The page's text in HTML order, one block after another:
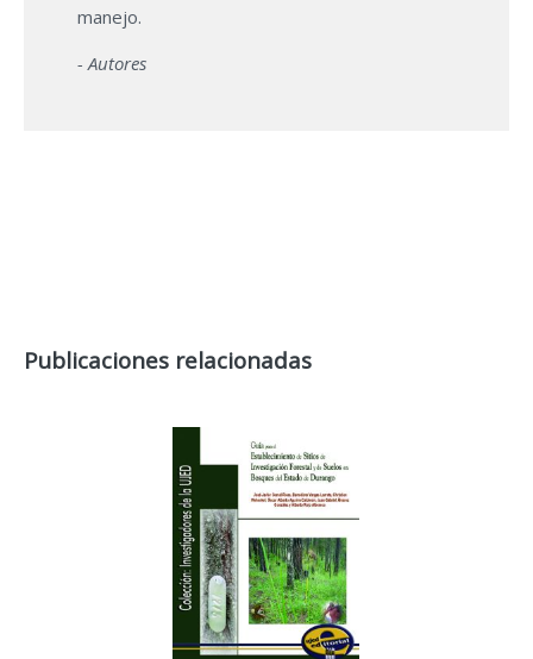
manejo.
- Autores
Publicaciones relacionadas